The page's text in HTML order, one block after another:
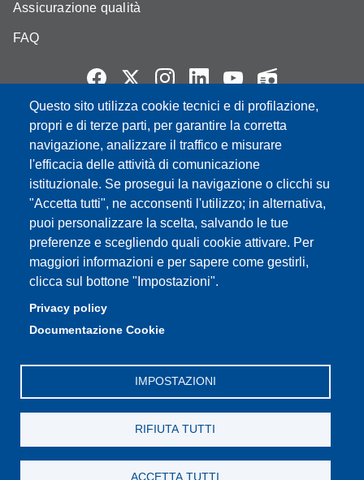
Questo sito utilizza cookie tecnici e di profilazione,
propri e di terze parti, per garantire la corretta
navigazione, analizzare il traffico e misurare
l'efficacia delle attività di comunicazione
istituzionale. Se prosegui la navigazione o clicchi su
"Accetta tutti", ne acconsenti l'utilizzo; in alternativa,
puoi personalizzare la scelta, salvando le tue
preferenze e scegliendo quali cookie attivare. Per
maggiori informazioni e per sapere come gestirli,
clicca sul bottone "Impostazioni".
Privacy policy
Documentazione Cookie
IMPOSTAZIONI
RIFIUTA TUTTI
ACCETTA TUTTI
Assicurazione qualità
FAQ
Partita IVA: 00427620364
e-mail: urp@unimore.it
PEC: primo contatto: urp@pec.unimore.it
Indirizzo ReGIndE per notifica Atti Processuali:
direzionelegale@pec.unimore.it
Sede di Modena: Via Università 4, 41121 Modena, Tel. 059
2056511 - Fax 059 245156
Sede di Reggio Emilia : Viale A. Allegri 9, 42121 Reggio
Emilia, Tel. 0522 523041 - Fax 0522 523045